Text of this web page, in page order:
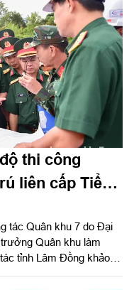
công với cách mạng
- Liệt sĩ (27/7/1947 -
thi công
liên cấp Tiểu
tác Quân khu 7 do Đại
Quân khu làm
tỉnh Lâm Đồng khảo